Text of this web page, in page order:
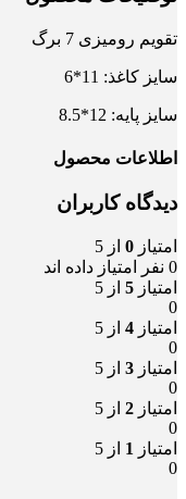
تقویم رومیزی 7 برگ
سایز کاغذ: 11*6
سایز پایه: 12*8.5
اطلاعات محصول
دیدگاه کاربران
امتیاز 0 از 5
0 نفر امتیاز داده اند
امتیاز 5 از 5
0
امتیاز 4 از 5
0
امتیاز 3 از 5
0
امتیاز 2 از 5
0
امتیاز 1 از 5
0